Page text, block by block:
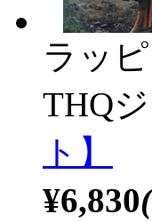
ラッ
THQ
ト】
¥6,830